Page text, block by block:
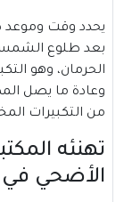
الحرمان، وهو
وعادة ما يصل
من التكبيرات
تهنئه
الأضحي في